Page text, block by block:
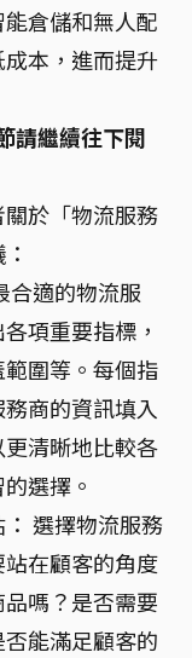
倉儲和無人配
本，進而提升
請繼續往下閱
於「物流服務
合適的物流服
項重要指標，
圍等。每個指
商的資訊填入
清晰地比較各
選擇。
選擇物流服務
在顧客的角度
嗎？是否需要
能滿足顧客的